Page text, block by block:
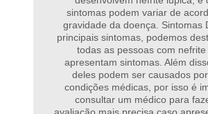
sintomas podem variar de
gravidade da doença. Sintomas
principais sintomas, podemos
todas as pessoas com nefrite
apresentam sintomas. Além
deles podem ser causados
condições médicas, por isso é
consultar um médico para